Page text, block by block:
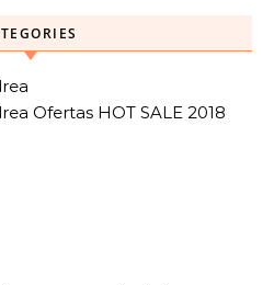
Ofertas HOT SALE 2018